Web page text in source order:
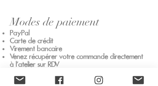
Modes de paiement
PayPal
Carte de crédit
Virement bancaire
Venez récupérer votre commande directement
à l'atelier sur RDV